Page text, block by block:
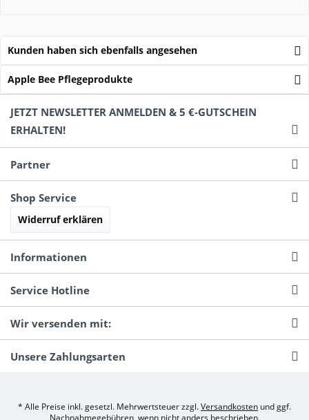
Kunden haben sich ebenfalls angesehen
Apple Bee Pflegeprodukte
JETZT NEWSLETTER ANMELDEN & 5 €-GUTSCHEIN
ERHALTEN!
Partner
Shop Service
Widerruf erklären
Informationen
Service Hotline
Wir versenden mit:
Unsere Zahlungsarten
* Alle Preise inkl. gesetzl. Mehrwertsteuer zzgl.Versandkosten und ggf.
Nachnahmegebühren, wenn nicht anders beschrieben.